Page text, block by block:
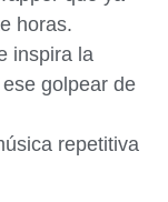
horas.
inspira la
golpear de
repetitiva